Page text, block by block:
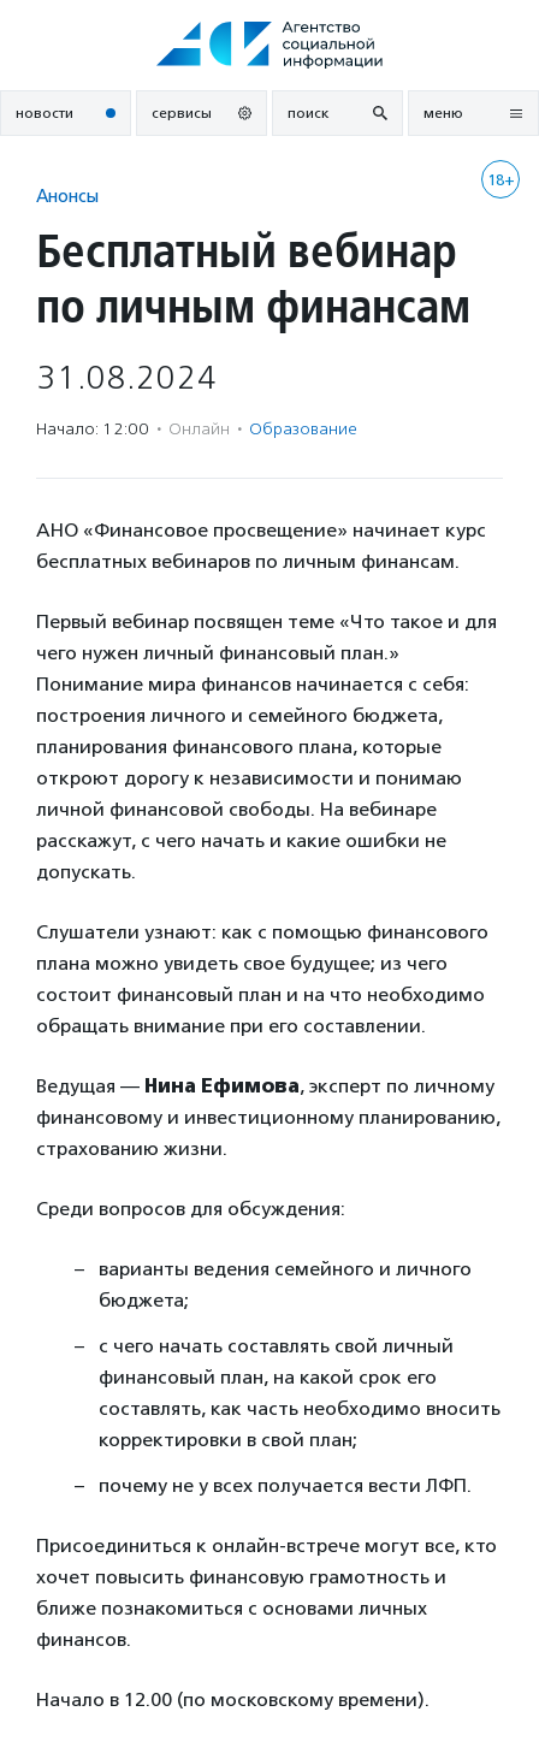
новости сервисы поиск меню
18+
Анонсы
Бесплатный вебинар
по личным финансам
31.08.2024
Начало: 12:00 · Онлайн · Образование
АНО «Финансовое просвещение» начинает курс
бесплатных вебинаров по личным финансам.
Первый вебинар посвящен теме «Что такое и для
чего нужен личный финансовый план.»
Понимание мира финансов начинается с себя:
построения личного и семейного бюджета,
планирования финансового плана, которые
откроют дорогу к независимости и понимаю
личной финансовой свободы. На вебинаре
расскажут, с чего начать и какие ошибки не
допускать.
Слушатели узнают: как с помощью финансового
плана можно увидеть свое будущее; из чего
состоит финансовый план и на что необходимо
обращать внимание при его составлении.
Ведущая — Нина Ефимова, эксперт по личному
финансовому и инвестиционному планированию,
страхованию жизни.
Среди вопросов для обсуждения:
варианты ведения семейного и личного
бюджета;
с чего начать составлять свой личный
финансовый план, на какой срок его
составлять, как часть необходимо вносить
корректировки в свой план;
почему не у всех получается вести ЛФП.
Присоединиться к онлайн-встрече могут все, кто
хочет повысить финансовую грамотность и
ближе познакомиться с основами личных
финансов.
Начало в 12.00 (по московскому времени).